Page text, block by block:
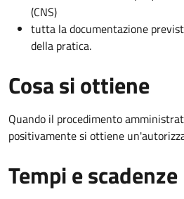
(CNS)
tutta la documentazione
della pratica.
Cosa si ottiene
Quando il procedimento
positivamente si ottiene
Tempi e scadenze